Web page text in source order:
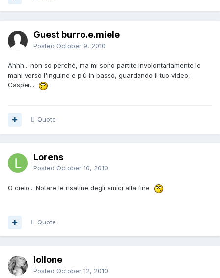
Guest burro.e.miele
Posted October 9, 2010
Ahhh... non so perché, ma mi sono partite involontariamente le
mani verso l'inguine e più in basso, guardando il tuo video,
Casper...
Quote
Lorens
Posted October 10, 2010
O cielo... Notare le risatine degli amici alla fine
Quote
lollone
Posted October 12, 2010